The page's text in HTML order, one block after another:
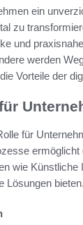
ein
zu
und
werden
Vorteile der
für
wie Künstliche
Lösungen bieten.